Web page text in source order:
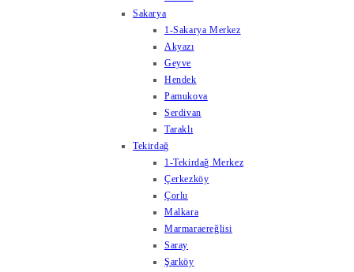
Sakarya
1-Sakarya Merkez
Akyazı
Geyve
Hendek
Pamukova
Serdivan
Taraklı
Tekirdağ
1-Tekirdağ Merkez
Çerkezköy
Çorlu
Malkara
Marmaraereğlisi
Saray
Şarköy